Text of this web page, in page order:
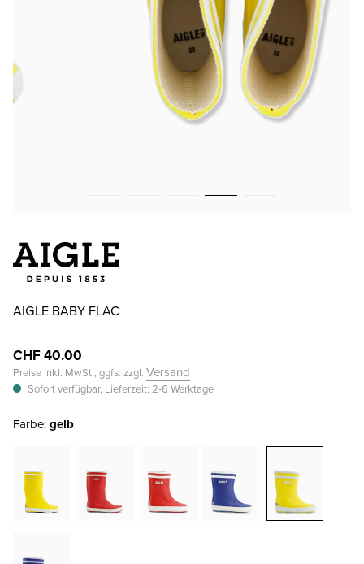
AIGLE BABY FLAC
CHF 40.00
Preise inkl. MwSt., ggfs. zzgl. Versand
Sofort verfügbar, Lieferzeit: 2-6 Werktage
Farbe:gelb